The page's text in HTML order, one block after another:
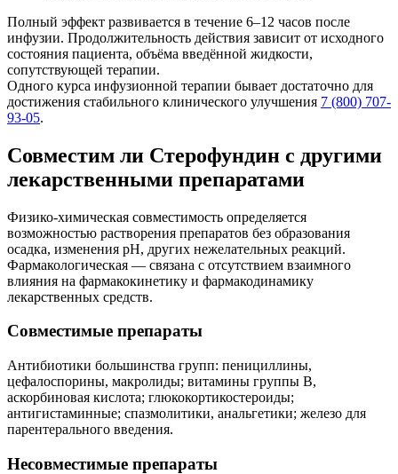
Полный эффект развивается в течение 6–12 часов после
инфузии. Продолжительность действия зависит от исходного
состояния пациента, объёма введённой жидкости,
сопутствующей терапии.
Одного курса инфузионной терапии бывает достаточно для
достижения стабильного клинического улучшения 7 (800) 707-
93-05.
Совместим ли Стерофундин с другими
лекарственными препаратами
Физико-химическая совместимость определяется
возможностью растворения препаратов без образования
осадка, изменения pH, других нежелательных реакций.
Фармакологическая — связана с отсутствием взаимного
влияния на фармакокинетику и фармакодинамику
лекарственных средств.
Совместимые препараты
Антибиотики большинства групп: пенициллины,
цефалоспорины, макролиды; витамины группы B,
аскорбиновая кислота; глюкокортикостероиды;
антигистаминные; спазмолитики, анальгетики; железо для
парентерального введения.
Несовместимые препараты